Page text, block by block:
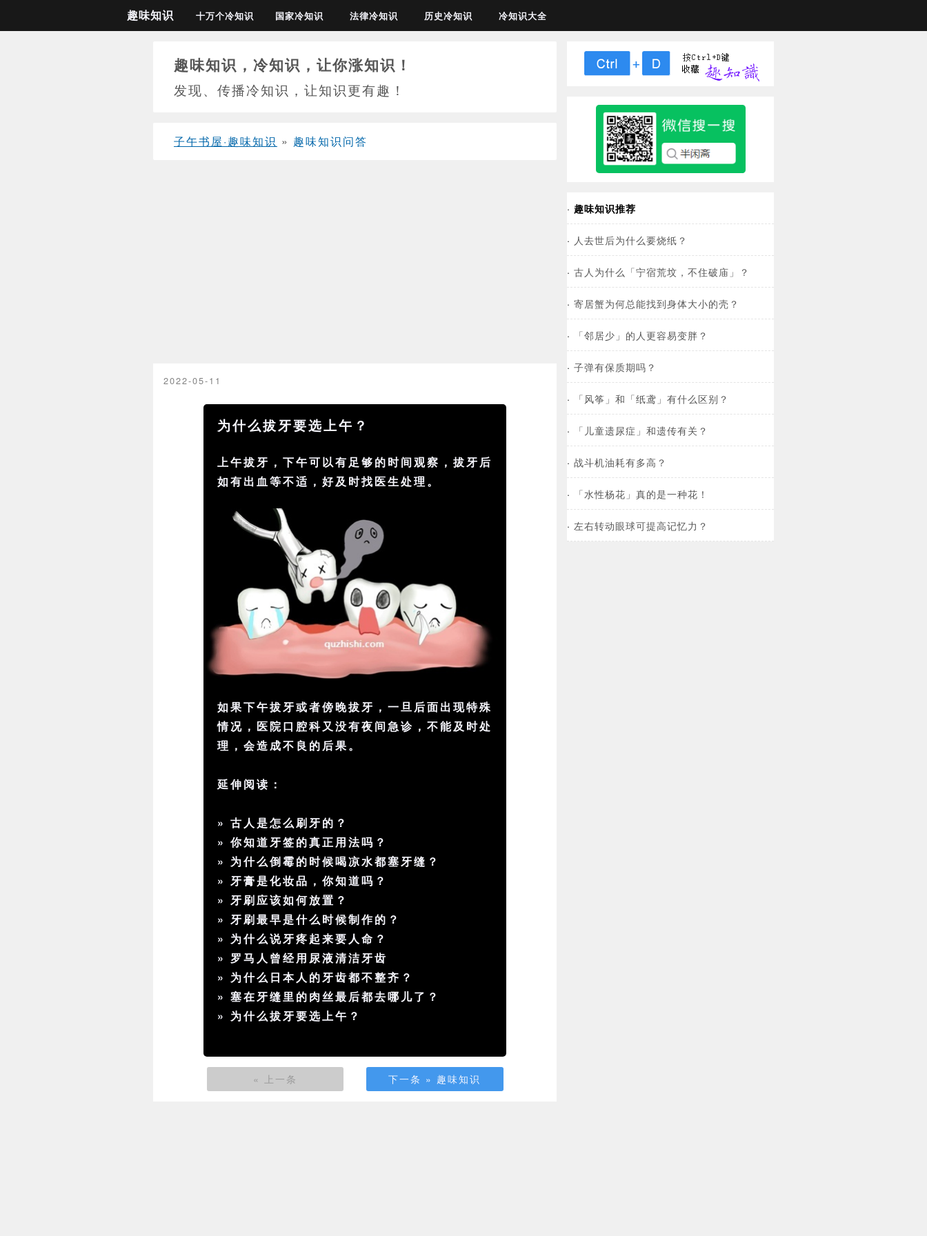
趣味知识 十万个冷知识 国家冷知识 法律冷知识 历史冷知识 冷知识大全
趣味知识，冷知识，让你涨知识！
发现、传播冷知识，让知识更有趣！
子午书屋·趣味知识 » 趣味知识问答
2022-05-11
为什么拔牙要选上午？
上午拔牙，下午可以有足够的时间观察，拔牙后
如有出血等不适，好及时找医生处理。
如果下午拔牙或者傍晚拔牙，一旦后面出现特殊
情况，医院口腔科又没有夜间急诊，不能及时处
理，会造成不良的后果。
延伸阅读：
»古人是怎么刷牙的？
»你知道牙签的真正用法吗？
» 为什么倒霉的时候喝凉水都塞牙缝？
»牙膏是化妆品，你知道吗？
»牙刷应该如何放置？
»牙刷最早是什么时候制作的？
» 为什么说牙疼起来要人命？
» 罗马人曾经用尿液清洁牙齿
» 为什么日本人的牙齿都不整齐？
»塞在牙缝里的肉丝最后都去哪儿了？
» 为什么拔牙要选上午？
« 上一条 下一条 » 趣味知识
· 趣味知识推荐
· 人去世后为什么要烧纸？
· 古人为什么「宁宿荒坟，不住破庙」？
· 寄居蟹为何总能找到身体大小的壳？
· 「邻居少」的人更容易变胖？
· 子弹有保质期吗？
· 「风筝」和「纸鸢」有什么区别？
· 「儿童遗尿症」和遗传有关？
· 战斗机油耗有多高？
· 「水性杨花」真的是一种花！
· 左右转动眼球可提高记忆力？